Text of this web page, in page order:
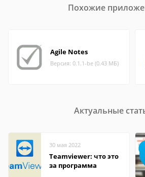
Похожие
Agile Notes
Версия: 0.1.1-be (0.43 МБ)
Актуальные
30 мая 2022
Teamviewer: что это
за программа